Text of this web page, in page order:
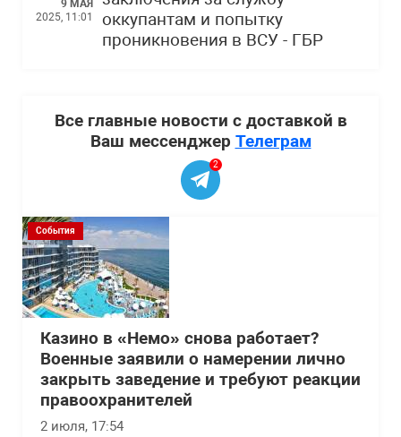
9 МАЯ
2025, 11:01
оккупантам и попытку
проникновения в ВСУ - ГБР
Все главные новости с доставкой в
Ваш мессенджер Телеграм
2
События
Казино в «Немо» снова работает?
Военные заявили о намерении лично
закрыть заведение и требуют реакции
правоохранителей
2 июля, 17:54